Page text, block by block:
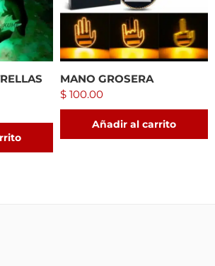
MANO GROSERA
$ 100.00
Añadir al carrito